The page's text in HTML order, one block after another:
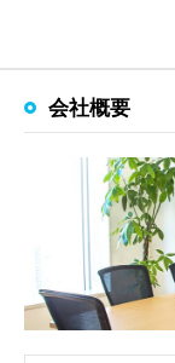
会社概要